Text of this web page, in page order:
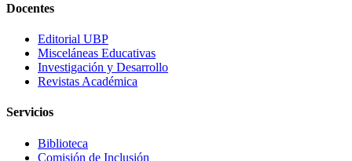
Docentes
Editorial UBP
Misceláneas Educativas
Investigación y Desarrollo
Revistas Académica
Servicios
Biblioteca
Comisión de Inclusión